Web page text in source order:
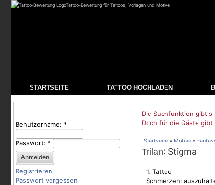
Tattoo-Bewertung für Tattoos, Vorlagen und Motive
STARTSEITE TATTOO HOCHLADEN
Benutzername: *
Passwort: *
Registrieren
Passwort vergessen
Die Suchfunktion
Doch für die Gäste gibt
Startseite » Motive »
Trilan: Stigma
1. Tattoo
Schmerzen: